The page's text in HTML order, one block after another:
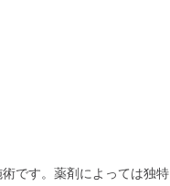
です。薬剤によっては独特